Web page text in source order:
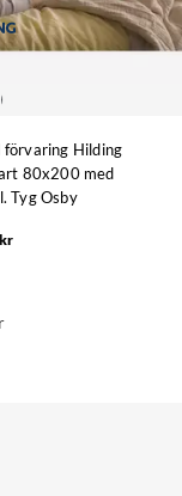
förvaring Hilding
80x200 med
Tyg Osby